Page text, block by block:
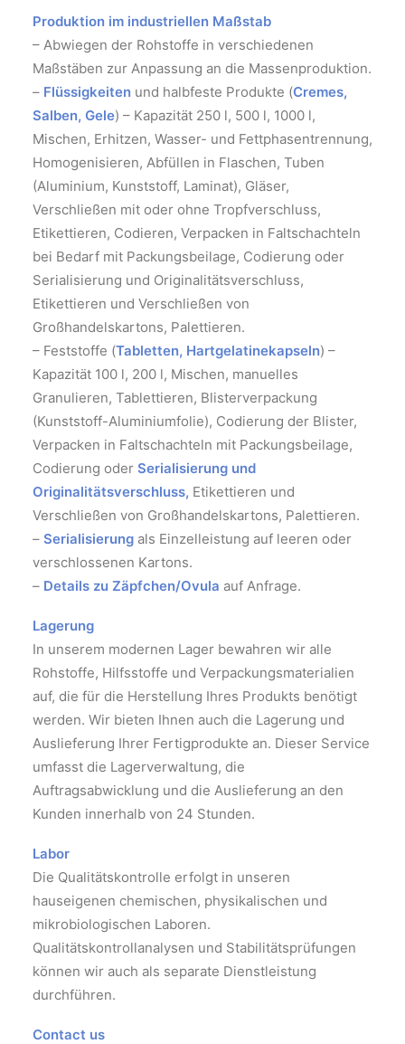
Produktion im industriellen Maßstab
– Abwiegen der Rohstoffe in verschiedenen
Maßstäben zur Anpassung an die Massenproduktion.
– Flüssigkeiten und halbfeste Produkte (Cremes,
Salben, Gele) – Kapazität 250 l, 500 l, 1000 l,
Mischen, Erhitzen, Wasser- und Fettphasentrennung,
Homogenisieren, Abfüllen in Flaschen, Tuben
(Aluminium, Kunststoff, Laminat), Gläser,
Verschließen mit oder ohne Tropfverschluss,
Etikettieren, Codieren, Verpacken in Faltschachteln
bei Bedarf mit Packungsbeilage, Codierung oder
Serialisierung und Originalitätsverschluss,
Etikettieren und Verschließen von
Großhandelskartons, Palettieren.
– Feststoffe (Tabletten, Hartgelatinekapseln) –
Kapazität 100 l, 200 l, Mischen, manuelles
Granulieren, Tablettieren, Blisterverpackung
(Kunststoff-Aluminiumfolie), Codierung der Blister,
Verpacken in Faltschachteln mit Packungsbeilage,
Codierung oder Serialisierung und
Originalitätsverschluss, Etikettieren und
Verschließen von Großhandelskartons, Palettieren.
– Serialisierung als Einzelleistung auf leeren oder
verschlossenen Kartons.
– Details zu Zäpfchen/Ovula auf Anfrage.
Lagerung
In unserem modernen Lager bewahren wir alle
Rohstoffe, Hilfsstoffe und Verpackungsmaterialien
auf, die für die Herstellung Ihres Produkts benötigt
werden. Wir bieten Ihnen auch die Lagerung und
Auslieferung Ihrer Fertigprodukte an. Dieser Service
umfasst die Lagerverwaltung, die
Auftragsabwicklung und die Auslieferung an den
Kunden innerhalb von 24 Stunden.
Labor
Die Qualitätskontrolle erfolgt in unseren
hauseigenen chemischen, physikalischen und
mikrobiologischen Laboren.
Qualitätskontrollanalysen und Stabilitätsprüfungen
können wir auch als separate Dienstleistung
durchführen.
Contact us